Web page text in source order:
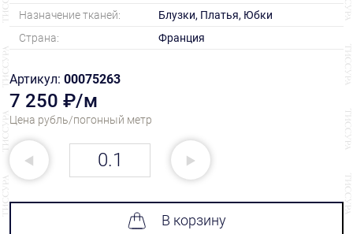
Назначение тканей:
Блузки, Платья, Юбки
Страна:
Франция
Артикул: 00075263
7 250 ₽/м
Цена рубль/погонный метр
В корзину